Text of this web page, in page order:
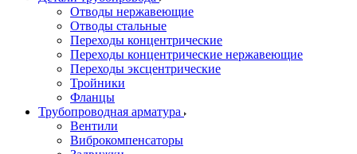
Отводы нержавеющие
Отводы стальные
Переходы концентрические
Переходы концентрические нержавеющие
Переходы эксцентрические
Тройники
Фланцы
Трубопроводная арматура
Вентили
Виброкомпенсаторы